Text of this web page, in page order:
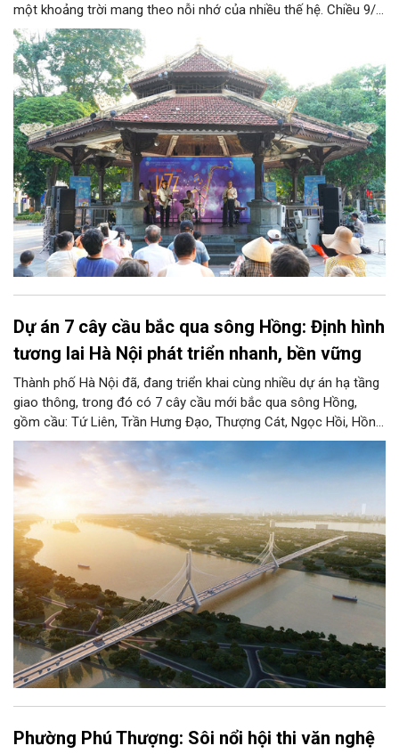
một khoảng trời mang theo nỗi nhớ của nhiều thế hệ. Chiều 9/8,
tại Nhà Bát Giác - Vườn hoa Lý Thái Tổ, chương trình “Âm nhạc
cuối tuần” sẽ mở ra một không gian như thế, nơi mỗi tác phẩm
trở thành một lát cắt tinh tế về vẻ đẹp của con người và đời
sống.
Dự án 7 cây cầu bắc qua sông Hồng: Định hình
tương lai Hà Nội phát triển nhanh, bền vững
Thành phố Hà Nội đã, đang triển khai cùng nhiều dự án hạ tầng
giao thông, trong đó có 7 cây cầu mới bắc qua sông Hồng,
gồm cầu: Tứ Liên, Trần Hưng Đạo, Thượng Cát, Ngọc Hồi, Hồng
Hà, Mễ Sở và Vân Phúc. 7 cây cầu này vừa giải bài toán hạ tầng
giao thông Thủ đô, vừa thể hiện tầm nhìn chiến lược và cuộc
cách mạng không gian để định hình tương lai phát triển bền
vững Thủ đô trong kỷ nguyên mới.
Phường Phú Thượng: Sôi nổi hội thi văn nghệ